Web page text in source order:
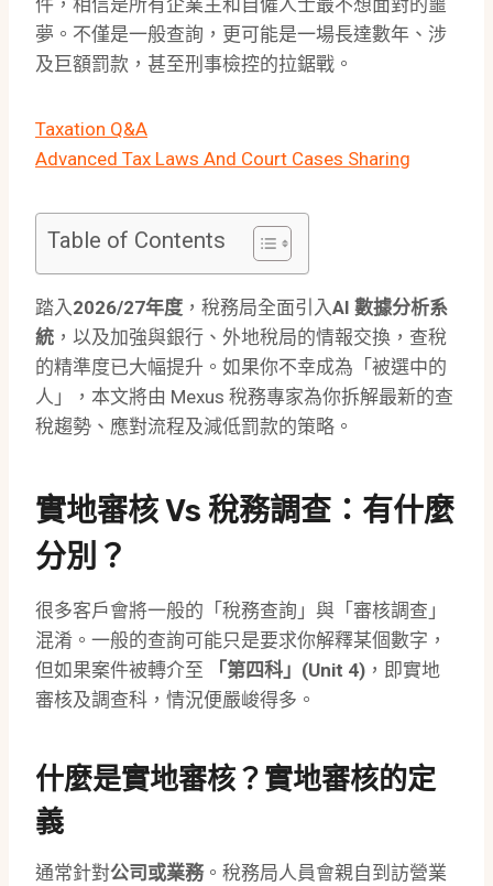
件，相信是所有企業主和自僱人士最不想面對的噩
夢。不僅是一般查詢，更可能是一場長達數年、涉
及巨額罰款，甚至刑事檢控的拉鋸戰。
Taxation Q&A
Advanced Tax Laws And Court Cases Sharing
Table of Contents
踏入2026/27年度 ，稅務局全面引入AI 數據分析系
統 ，以及加強與銀行、外地稅局的情報交換，查稅
的精準度已大幅提升。如果你不幸成為「被選中的
人」，本文將由 Mexus 稅務專家為你拆解最新的查
稅趨勢、應對流程及減低罰款的策略。
實地審核 Vs 稅務調查：有什麼
分別？
很多客戶會將一般的「稅務查詢」與「審核調查」
混淆。一般的查詢可能只是要求你解釋某個數字，
但如果案件被轉介至
「第四科」(Unit 4) ，即實地
審核及調查科，情況便嚴峻得多。
什麼是實地審核？實地審核的定
義
通常針對公司或業務。稅務局人員會親自到訪營業